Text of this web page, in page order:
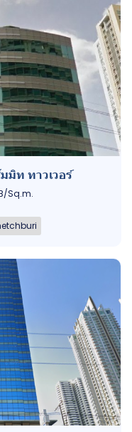
มิท ทาวเวอร์
Sq.m.